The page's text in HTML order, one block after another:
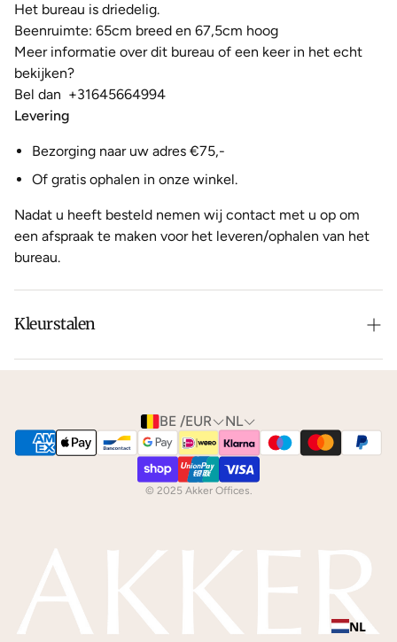
Het bureau is driedelig.
Beenruimte: 65cm breed en 67,5cm hoog
Meer informatie over dit bureau of een keer in het echt
bekijken?
Bel dan +31645664994
Levering
Bezorging naar uw adres €75,-
Of gratis ophalen in onze winkel.
Nadat u heeft besteld nemen wij contact met u op om
een afspraak te maken voor het leveren/ophalen van het
bureau.
Kleurstalen
Is de leer of hout kleur net niet zoals je het in gedachten
We kunnen je gratiskleurstalentoesturen via de post.
BE /EUR NL
© 2025 Akker Offices.
NL